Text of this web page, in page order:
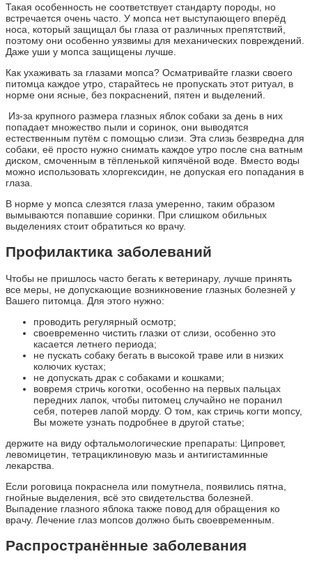
Такая особенность не соответствует стандарту породы, но
встречается очень часто. У мопса нет выступающего вперёд
носа, который защищал бы глаза от различных препятствий,
поэтому они особенно уязвимы для механических повреждений.
Даже уши у мопса защищены лучше.
Как ухаживать за глазами мопса? Осматривайте глазки своего
питомца каждое утро, старайтесь не пропускать этот ритуал, в
норме они ясные, без покраснений, пятен и выделений.
Из-за крупного размера глазных яблок собаки за день в них
попадает множество пыли и соринок, они выводятся
естественным путём с помощью слизи. Эта слизь безвредна для
собаки, её просто нужно снимать каждое утро после сна ватным
диском, смоченным в тёпленькой кипячёной воде. Вместо воды
можно использовать хлоргексидин, не допуская его попадания в
глаза.
В норме у мопса слезятся глаза умеренно, таким образом
вымываются попавшие соринки. При слишком обильных
выделениях стоит обратиться ко врачу.
Профилактика заболеваний
Чтобы не пришлось часто бегать к ветеринару, лучше принять
все меры, не допускающие возникновение глазных болезней у
Вашего питомца. Для этого нужно:
проводить регулярный осмотр;
своевременно чистить глазки от слизи, особенно это
касается летнего периода;
не пускать собаку бегать в высокой траве или в низких
колючих кустах;
не допускать драк с собаками и кошками;
вовремя стричь коготки, особенно на первых пальцах
передних лапок, чтобы питомец случайно не поранил
себя, потерев лапой морду. О том, как стричь когти мопсу,
Вы можете узнать подробнее в другой статье;
держите на виду офтальмологические препараты: Ципровет,
левомицетин, тетрациклиновую мазь и антигистаминные
лекарства.
Если роговица покраснела или помутнела, появились пятна,
гнойные выделения, всё это свидетельства болезней.
Выпадение глазного яблока также повод для обращения ко
врачу. Лечение глаз мопсов должно быть своевременным.
Распространённые заболевания